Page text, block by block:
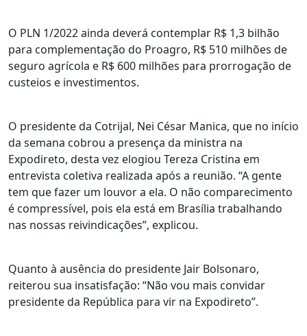
O PLN 1/2022 ainda deverá contemplar R$ 1,3 bilhão
para complementação do Proagro, R$ 510 milhões de
seguro agrícola e R$ 600 milhões para prorrogação de
custeios e investimentos.
O presidente da Cotrijal, Nei César Manica, que no início
da semana cobrou a presença da ministra na
Expodireto, desta vez elogiou Tereza Cristina em
entrevista coletiva realizada após a reunião. “A gente
tem que fazer um louvor a ela. O não comparecimento
é compressível, pois ela está em Brasília trabalhando
nas nossas reivindicações”, explicou.
Quanto à ausência do presidente Jair Bolsonaro,
reiterou sua insatisfação: “Não vou mais convidar
presidente da República para vir na Expodireto”.